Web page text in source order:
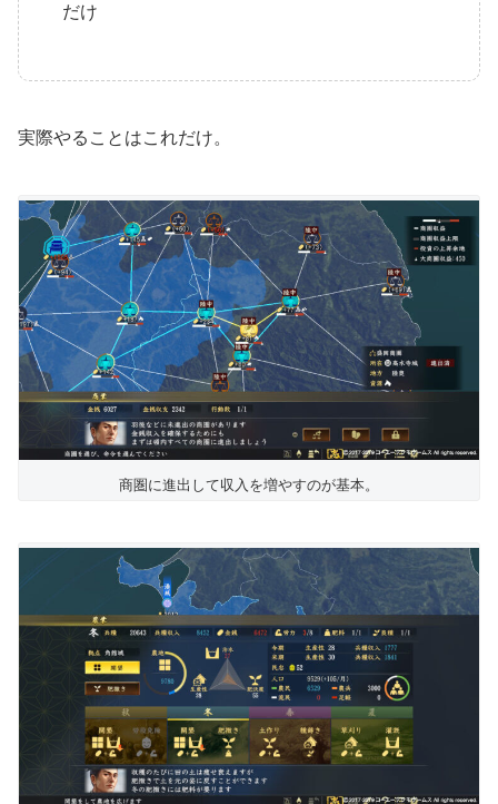
だけ
実際やることはこれだけ。
商圏に進出して収入を増やすのが基本。